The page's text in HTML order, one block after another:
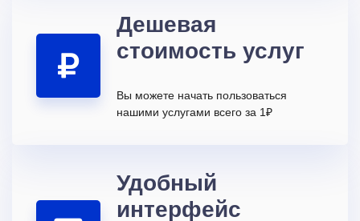
Дешевая
стоимость услуг
Вы можете начать пользоваться
нашими услугами всего за 1₽
Удобный
интерфейс